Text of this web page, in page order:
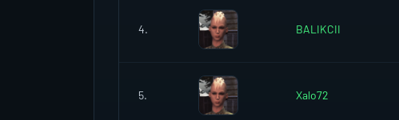
4. BALIKCII
5. Xalo72